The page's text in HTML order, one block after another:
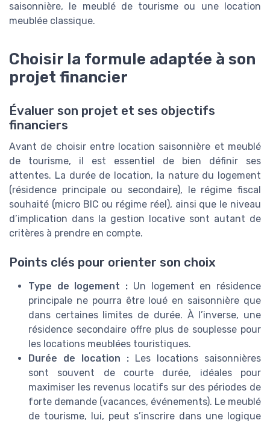
saisonnière, le meublé de tourisme ou une location
meublée classique.
Choisir la formule adaptée à son
projet financier
Évaluer son projet et ses objectifs
financiers
Avant de choisir entre location saisonnière et meublé
de tourisme, il est essentiel de bien définir ses
attentes. La durée de location, la nature du logement
(résidence principale ou secondaire), le régime fiscal
souhaité (micro BIC ou régime réel), ainsi que le niveau
d’implication dans la gestion locative sont autant de
critères à prendre en compte.
Points clés pour orienter son choix
Type de logement : Un logement en résidence
principale ne pourra être loué en saisonnière que
dans certaines limites de durée. À l’inverse, une
résidence secondaire offre plus de souplesse pour
les locations meublées touristiques.
Durée de location : Les locations saisonnières
sont souvent de courte durée, idéales pour
maximiser les revenus locatifs sur des périodes de
forte demande (vacances, événements). Le meublé
de tourisme, lui, peut s’inscrire dans une logique